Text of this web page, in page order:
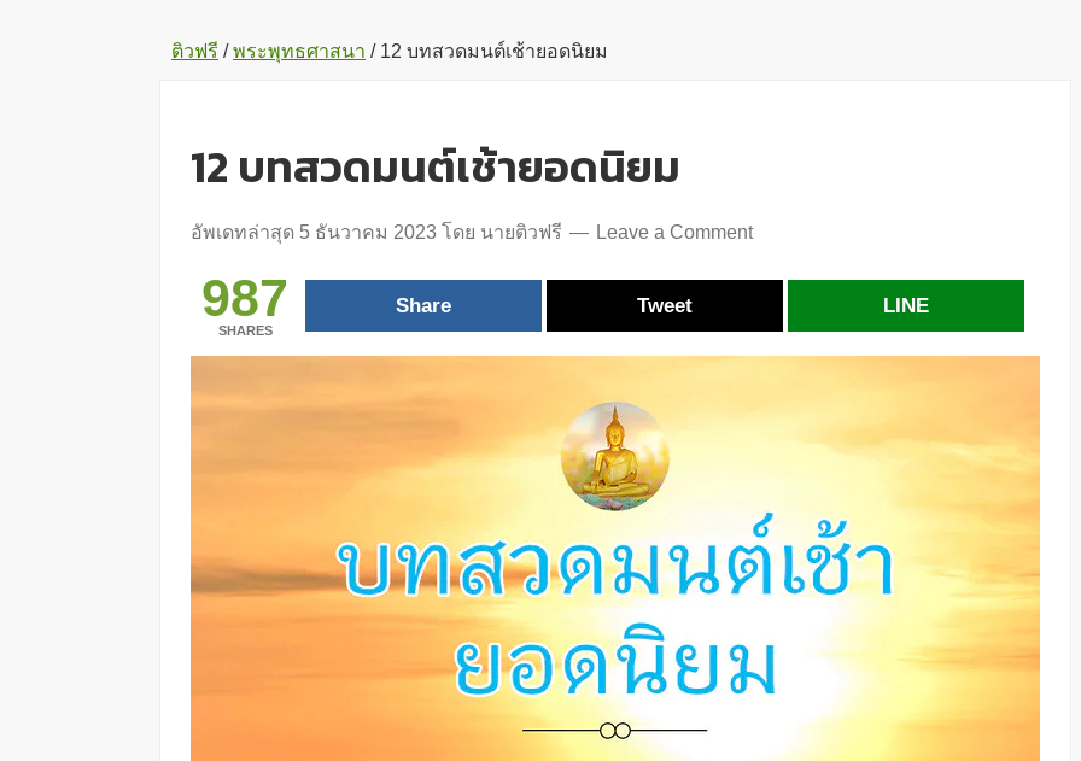
ติวฟรี / พระพุทธศาสนา /12 บทสวดมนต์เช้ายอดนิยม
12 บทสวดมนต์เช้ายอดนิยม
อัพเดทล่าสุด 5 ธันวาคม 2023 โดย นายติวฟรี Leave a Comment
987
SHARES
Share Tweet LINE